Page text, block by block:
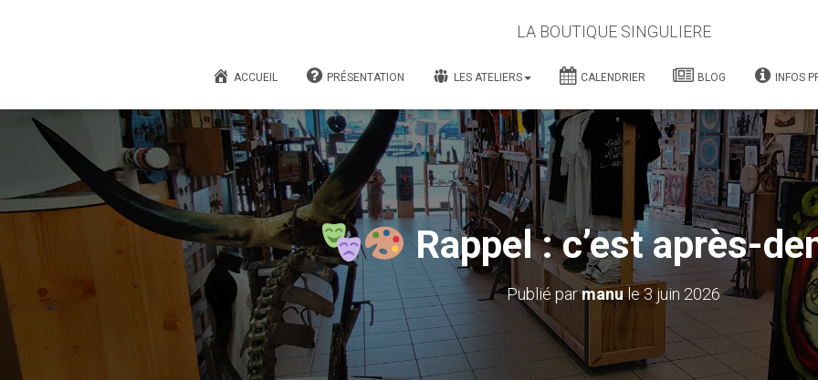
LA BOUTIQUE SINGULIERE
ACCUEIL PRÉSENTATION LES ATELIERS CALENDRIER BLOG INFOS
Rappel : c’est après-
Publié parmanule3 juin 2026